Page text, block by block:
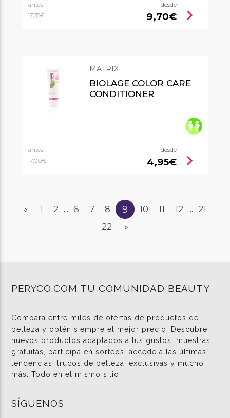
antes
17,35€
desde
9,70€ chevron_right
MATRIX
BIOLAGE COLOR CARE
CONDITIONER
antes
17,00€
desde
4,95€ chevron_right
« 1 2 ... 6 7 8 9 10 11 12 ...
21
22
»
PERYCO.COM TU COMUNIDAD BEAUTY
Compara entre miles de ofertas de productos de
belleza y obtén siempre el mejor precio. Descubre
nuevos productos adaptados a tus gustos, muestras
gratuitas, participa en sorteos, accede a las últimas
tendencias, trucos de belleza, exclusivas y mucho
más. Todo en el mismo sitio.
SÍGUENOS